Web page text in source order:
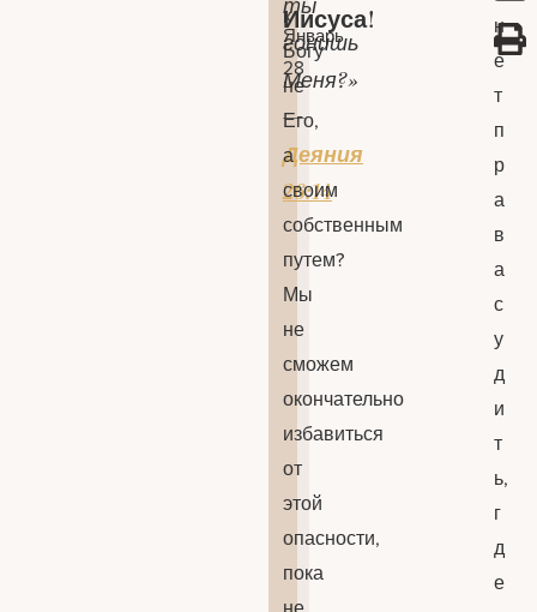
Иисуса!
Январь
28
гонишь
Меня?»
—
Деяния
26:14
к
Богу
не
Его,
а
своим
собственным
путем?
Мы
не
сможем
окончательно
избавиться
от
этой
опасности,
пока
н
е
т
п
р
а
в
а
с
у
д
и
т
ь,
г
д
е